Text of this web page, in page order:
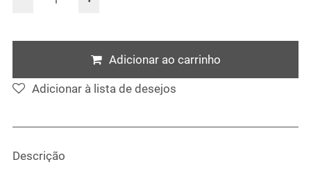
Adicionar ao carrinho
Adicionar à lista de desejos
Descrição